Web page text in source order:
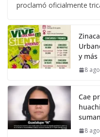
proclamó oficialmente
y más
8
Cae
8